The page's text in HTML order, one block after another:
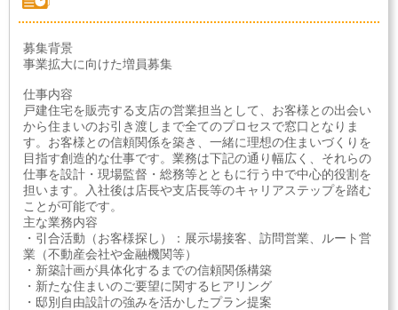
募集背景
事業拡大に向けた増員募集
仕事内容
戸建住宅を販売する支店の営業担当として、お客様との出会い
から住まいのお引き渡しまで全てのプロセスで窓口となりま
す。お客様との信頼関係を築き、一緒に理想の住まいづくりを
目指す創造的な仕事です。業務は下記の通り幅広く、それらの
仕事を設計・現場監督・総務等とともに行う中で中心的役割を
担います。入社後は店長や支店長等のキャリアステップを踏む
ことが可能です。
主な業務内容
・引合活動（お客様探し）：展示場接客、訪問営業、ルート営
業（不動産会社や金融機関等）
・新築計画が具体化するまでの信頼関係構築
・新たな住まいのご要望に関するヒアリング
・邸別自由設計の強みを活かしたプラン提案